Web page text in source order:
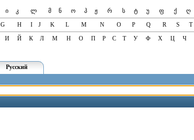
ი კ ლ მ ნ ო პ ჟ რ ს ტ უ ფ ქ ღ
G H I J K L M N O P Q R S T
И Й К Л М Н О П Р С Т У Ф Х Ц Ч
Русский